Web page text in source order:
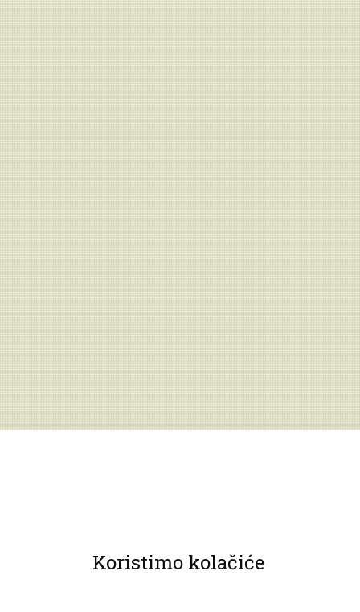
Koristimo kolačiće